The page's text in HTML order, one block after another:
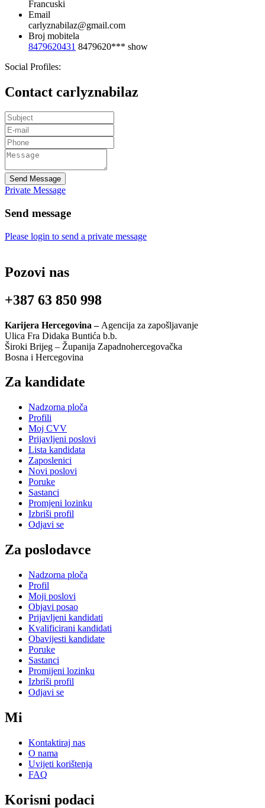
Francuski
Email
carlyznabilaz@gmail.com
Broj mobitela
8479620431 8479620*** show
Social Profiles:
Contact carlyznabilaz
Send Message
Private Message
Send message
Please login to send a private message
Pozovi nas
+387 63 850 998
Karijera Hercegovina – Agencija za zapošljavanje
Ulica Fra Didaka Buntića b.b.
Široki Brijeg – Županija Zapadnohercegovačka
Bosna i Hercegovina
Za kandidate
Nadzorna ploča
Profili
Moj CVV
Prijavljeni poslovi
Lista kandidata
Zaposlenici
Novi poslovi
Poruke
Sastanci
Promjeni lozinku
Izbriši profil
Odjavi se
Za poslodavce
Nadzorna ploča
Profil
Moji poslovi
Objavi posao
Prijavljeni kandidati
Kvalificirani kandidati
Obavijesti kandidate
Poruke
Sastanci
Promijeni lozinku
Izbriši profil
Odjavi se
Mi
Kontaktiraj nas
O nama
Uvijeti korištenja
FAQ
Korisni podaci